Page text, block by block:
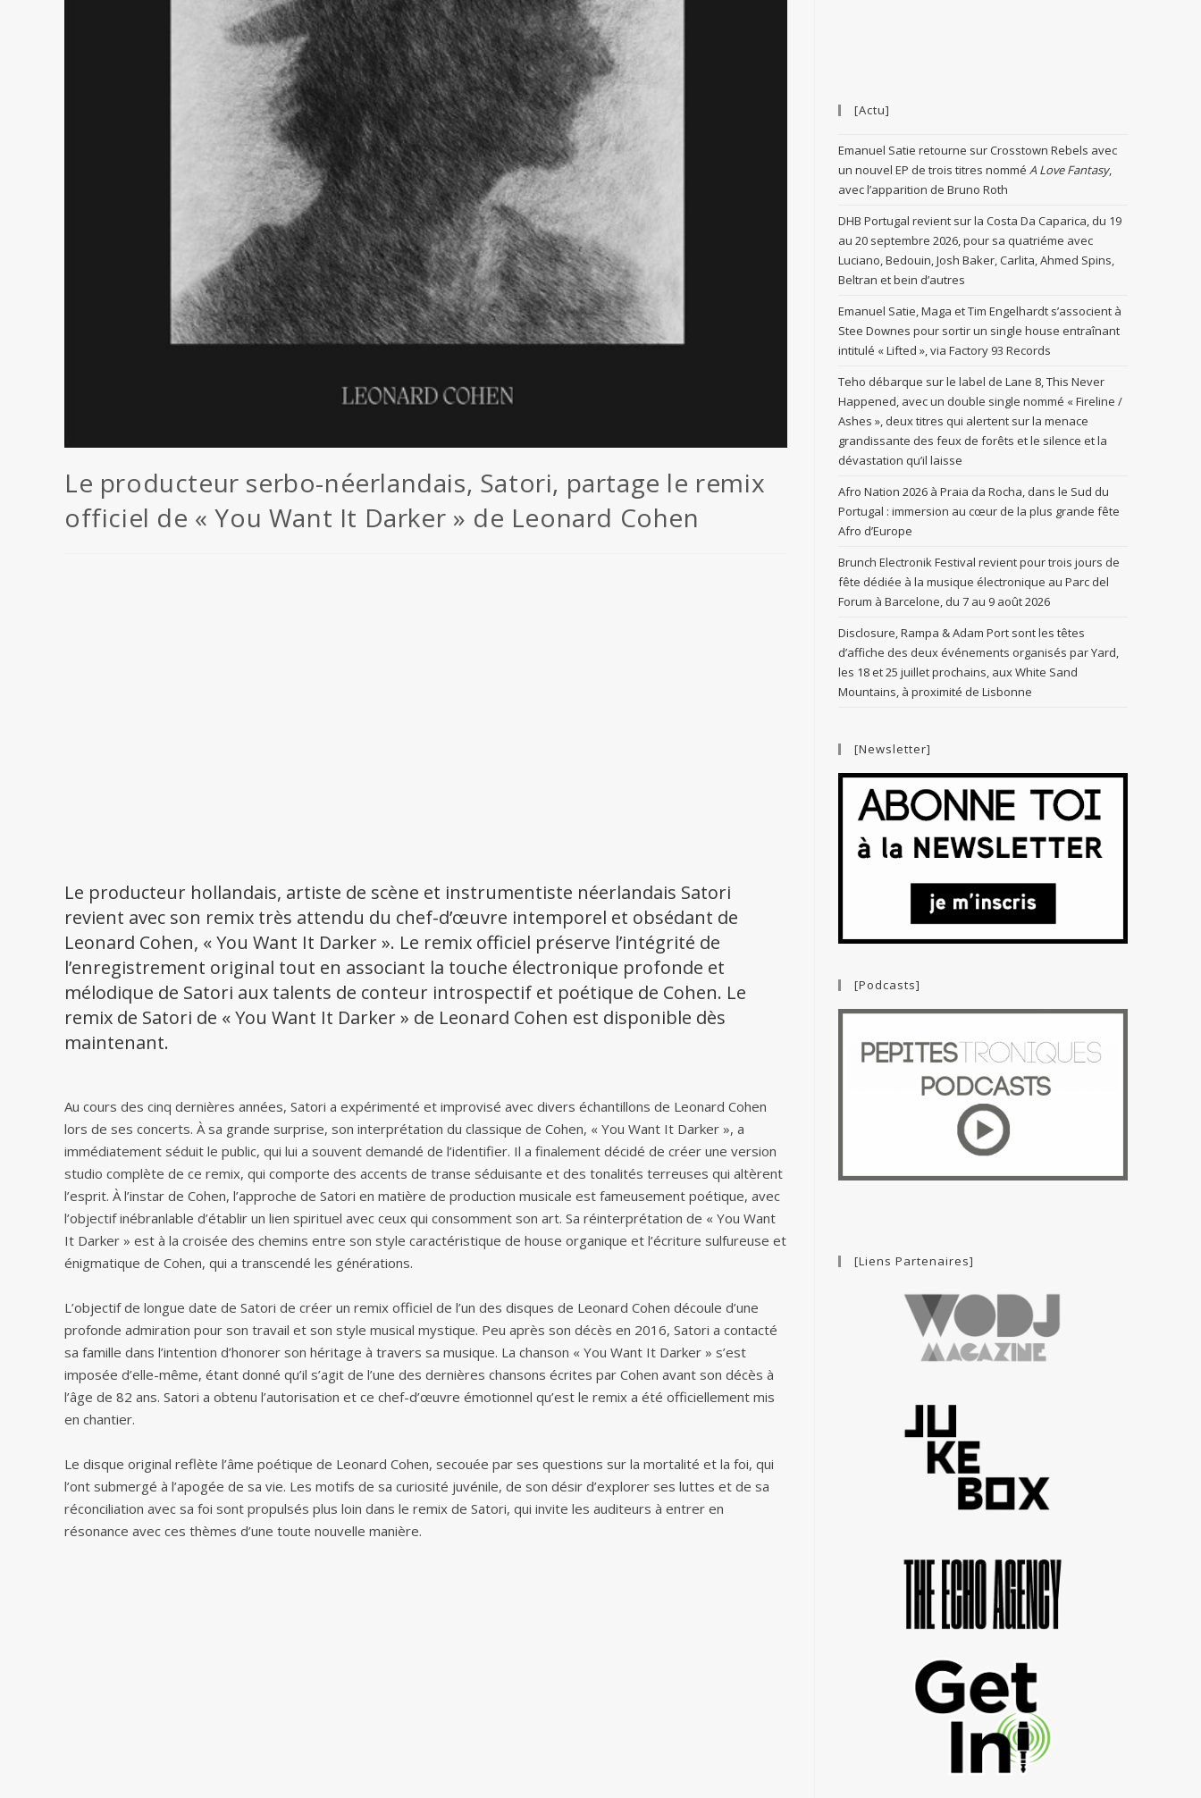
Le producteur serbo-néerlandais, Satori, partage le remix
officiel de « You Want It Darker » de Leonard Cohen
Le producteur hollandais, artiste de scène et instrumentiste néerlandais Satori
revient avec son remix très attendu du chef-d’œuvre intemporel et obsédant de
Leonard Cohen, « You Want It Darker ». Le remix officiel préserve l’intégrité de
l’enregistrement original tout en associant la touche électronique profonde et
mélodique de Satori aux talents de conteur introspectif et poétique de Cohen. Le
remix de Satori de « You Want It Darker » de Leonard Cohen est disponible dès
maintenant.
Au cours des cinq dernières années, Satori a expérimenté et improvisé avec divers échantillons de Leonard Cohen
lors de ses concerts. À sa grande surprise, son interprétation du classique de Cohen, « You Want It Darker », a
immédiatement séduit le public, qui lui a souvent demandé de l’identifier. Il a finalement décidé de créer une version
studio complète de ce remix, qui comporte des accents de transe séduisante et des tonalités terreuses qui altèrent
l’esprit. À l’instar de Cohen, l’approche de Satori en matière de production musicale est fameusement poétique, avec
l’objectif inébranlable d’établir un lien spirituel avec ceux qui consomment son art. Sa réinterprétation de « You Want
It Darker » est à la croisée des chemins entre son style caractéristique de house organique et l’écriture sulfureuse et
énigmatique de Cohen, qui a transcendé les générations.
L’objectif de longue date de Satori de créer un remix officiel de l’un des disques de Leonard Cohen découle d’une
profonde admiration pour son travail et son style musical mystique. Peu après son décès en 2016, Satori a contacté
sa famille dans l’intention d’honorer son héritage à travers sa musique. La chanson « You Want It Darker » s’est
imposée d’elle-même, étant donné qu’il s’agit de l’une des dernières chansons écrites par Cohen avant son décès à
l’âge de 82 ans. Satori a obtenu l’autorisation et ce chef-d’œuvre émotionnel qu’est le remix a été officiellement mis
en chantier.
Le disque original reflète l’âme poétique de Leonard Cohen, secouée par ses questions sur la mortalité et la foi, qui
l’ont submergé à l’apogée de sa vie. Les motifs de sa curiosité juvénile, de son désir d’explorer ses luttes et de sa
réconciliation avec sa foi sont propulsés plus loin dans le remix de Satori, qui invite les auditeurs à entrer en
résonance avec ces thèmes d’une toute nouvelle manière.
[Actu]
Emanuel Satie retourne sur Crosstown Rebels avec
un nouvel EP de trois titres nommé A Love Fantasy,
avec l’apparition de Bruno Roth
DHB Portugal revient sur la Costa Da Caparica, du 19
au 20 septembre 2026, pour sa quatriéme avec
Luciano, Bedouin, Josh Baker, Carlita, Ahmed Spins,
Beltran et bein d’autres
Emanuel Satie, Maga et Tim Engelhardt s’associent à
Stee Downes pour sortir un single house entraînant
intitulé « Lifted », via Factory 93 Records
Teho débarque sur le label de Lane 8, This Never
Happened, avec un double single nommé « Fireline /
Ashes », deux titres qui alertent sur la menace
grandissante des feux de forêts et le silence et la
dévastation qu’il laisse
Afro Nation 2026 à Praia da Rocha, dans le Sud du
Portugal : immersion au cœur de la plus grande fête
Afro d’Europe
Brunch Electronik Festival revient pour trois jours de
fête dédiée à la musique électronique au Parc del
Forum à Barcelone, du 7 au 9 août 2026
Disclosure, Rampa & Adam Port sont les têtes
d’affiche des deux événements organisés par Yard,
les 18 et 25 juillet prochains, aux White Sand
Mountains, à proximité de Lisbonne
[Newsletter]
[Podcasts]
[Liens Partenaires]